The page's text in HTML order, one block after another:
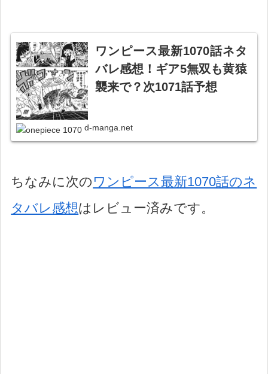
ワンピース最新1070話ネタ
バレ感想！ギア5無双も黄猿
襲来で？次1071話予想
d-manga.net
ちなみに次の ワンピース最新1070話のネ
タバレ感想はレビュー済みです。